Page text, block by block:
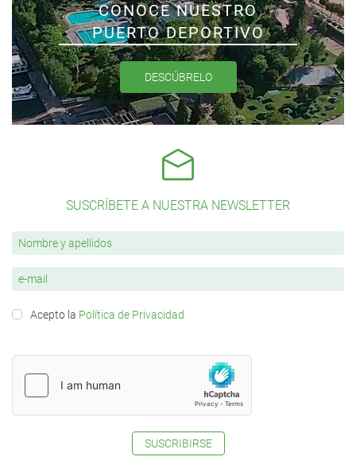
CONOCE NUESTRO
PUERTO DEPORTIVO
DESCÚBRELO
SUSCRÍBETE A NUESTRA NEWSLETTER
Acepto la Política de Privacidad
SUSCRIBIRSE